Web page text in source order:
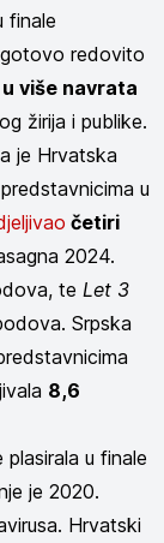
finale
redovito
više navrata
žirija i publike.
je Hrvatska
u
četiri
2024.
te Let 3
Srpska
8,6
u finale
je 2020.
Hrvatski